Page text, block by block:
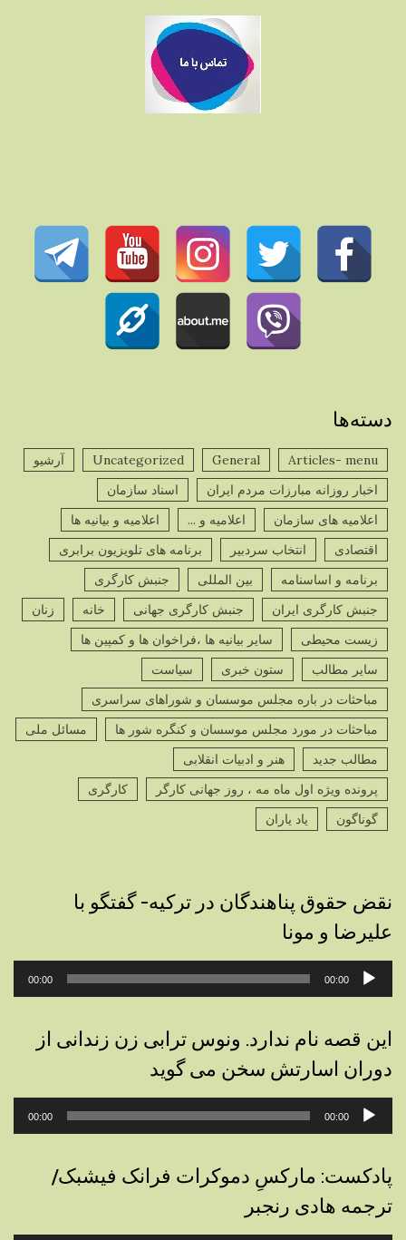
دسته‌ها
Articles- menu
General
Uncategorized
آرشیو
اخبار روزانه مبارزات مردم ایران
اسناد سازمان
اعلامیه های سازمان
اعلامیه و ...
اعلامیه و بیانیه ها
اقتصادی
انتخاب سردبیر
برنامه های تلویزیون برابری
برنامه و اساسنامه
بین المللی
جنبش کارگری
جنبش کارگری ایران
جنبش کارگری جهانی خانه
زنان
زیست محیطی
سایر بیانیه ها ،فراخوان ها و کمپین ها
سایر مطالب
ستون خبری
سیاست
مباحثات در باره مجلس موسسان و شوراهای سراسری
مباحثات در مورد مجلس موسسان و کنگره شور ها
مسائل ملی
مطالب جدید
هنر و ادبیات انقلابی
پرونده ویژه اول ماه مه ، روز جهانی کارگر
کارگری
گوناگون
یاد یاران
نقض حقوق پناهندگان در ترکیه- گفتگو با
علیرضا و مونا
پخش‌کننده
صوت
00:00
00:00
این قصه نام ندارد. ونوس ترابی زن زندانی از
دوران اسارتش سخن می گوید
پخش‌کننده
صوت
00:00
00:00
پادکست: مارکسِ دموکرات فرانک فیشبک/
ترجمه هادی رنجبر